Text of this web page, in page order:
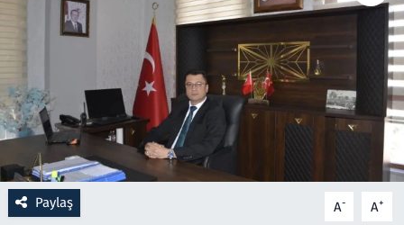
Paylaş A- A+
Oyun
Resmi İlanlar
Rüya Tabirleri
Sağlık